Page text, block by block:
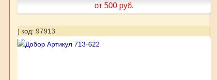
от 500 руб.
| код: 97913